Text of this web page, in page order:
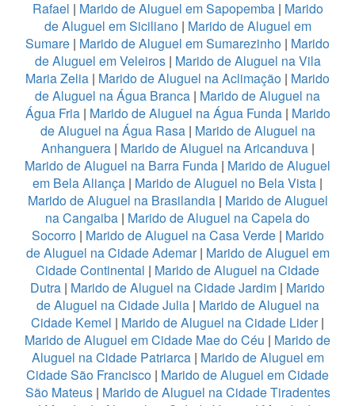
Rafael | Marido de Aluguel em Sapopemba | Marido
de Aluguel em Siciliano| Marido de Aluguel em
Sumare | Marido de Aluguel em Sumarezinho | Marido
de Aluguel em Veleiros| Marido de Aluguel na Vila
Maria Zelia | Marido de Aluguel na Aclimação | Marido
de Aluguel na Água Branca | Marido de Aluguel na
Água Fria| Marido de Aluguel na Água Funda| Marido
de Aluguel na Água Rasa | Marido de Aluguel na
Anhanguera| Marido de Aluguel na Aricanduva|
Marido de Aluguel na Barra Funda | Marido de Aluguel
em Bela Aliança | Marido de Aluguel no Bela Vista |
Marido de Aluguel na Brasilandia| Marido de Aluguel
na Cangaiba | Marido de Aluguel na Capela do
Socorro | Marido de Aluguel na Casa Verde| Marido
de Aluguel na Cidade Ademar| Marido de Aluguel em
Cidade Continental | Marido de Aluguel na Cidade
Dutra | Marido de Aluguel na Cidade Jardim | Marido
de Aluguel na Cidade Julia | Marido de Aluguel na
Cidade Kemel | Marido de Aluguel na Cidade Lider|
Marido de Aluguel em Cidade Mae do Céu | Marido de
Aluguel na Cidade Patriarca| Marido de Aluguel em
Cidade São Francisco | Marido de Aluguel em Cidade
São Mateus| Marido de Aluguel na Cidade Tiradentes